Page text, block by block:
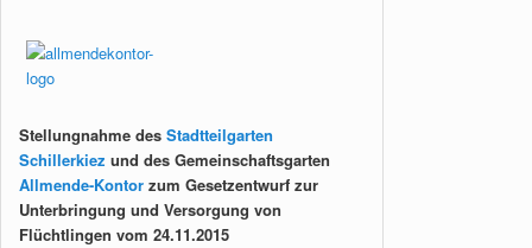
Stellungnahme des Stadtteilgarten
Schillerkiez und des Gemeinschaftsgarten
Allmende-Kontor zum Gesetzentwurf zur
Unterbringung und Versorgung von
Flüchtlingen vom 24.11.2015